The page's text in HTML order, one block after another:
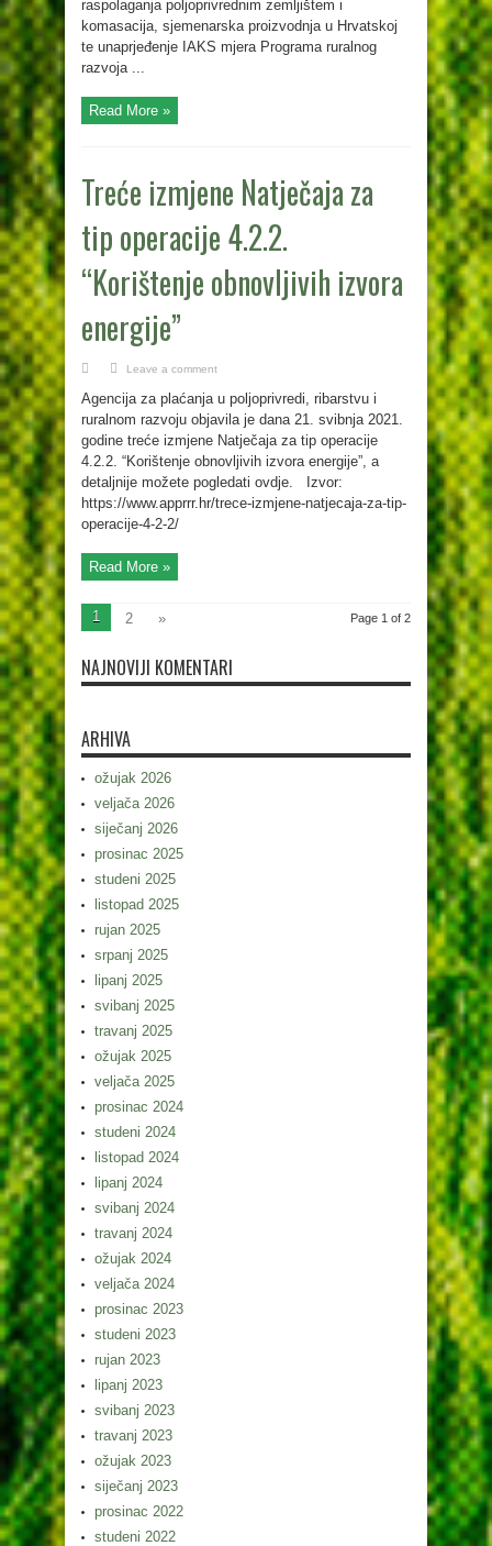
raspolaganja poljoprivrednim zemljištem i
komasacija, sjemenarska proizvodnja u Hrvatskoj
te unaprjeđenje IAKS mjera Programa ruralnog
razvoja ...
Read More »
Treće izmjene Natječaja za
tip operacije 4.2.2.
“Korištenje obnovljivih izvora
energije”
Leave a comment
Agencija za plaćanja u poljoprivredi, ribarstvu i
ruralnom razvoju objavila je dana 21. svibnja 2021.
godine treće izmjene Natječaja za tip operacije
4.2.2. “Korištenje obnovljivih izvora energije”, a
detaljnije možete pogledati ovdje. Izvor:
https://www.apprrr.hr/trece-izmjene-natjecaja-za-tip-
operacije-4-2-2/
Read More »
Page 1 of 2
1 2 »
NAJNOVIJI KOMENTARI
ARHIVA
ožujak 2026
veljača 2026
siječanj 2026
prosinac 2025
studeni 2025
listopad 2025
rujan 2025
srpanj 2025
lipanj 2025
svibanj 2025
travanj 2025
ožujak 2025
veljača 2025
prosinac 2024
studeni 2024
listopad 2024
lipanj 2024
svibanj 2024
travanj 2024
ožujak 2024
veljača 2024
prosinac 2023
studeni 2023
rujan 2023
lipanj 2023
svibanj 2023
travanj 2023
ožujak 2023
siječanj 2023
prosinac 2022
studeni 2022